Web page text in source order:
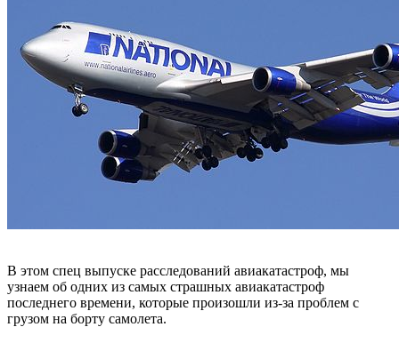
В этом спец выпуске расследований авиакатастроф, мы
узнаем об одних из самых страшных авиакатастроф
последнего времени, которые произошли из-за проблем с
грузом на борту самолета.